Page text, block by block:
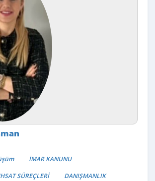
İMAR KANUNU
SÜREÇLERİ
DANIŞMANLIK